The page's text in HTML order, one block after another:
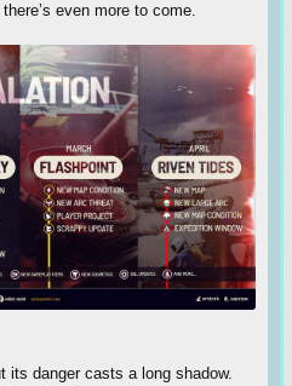
even more to come.
its danger casts a long shadow.